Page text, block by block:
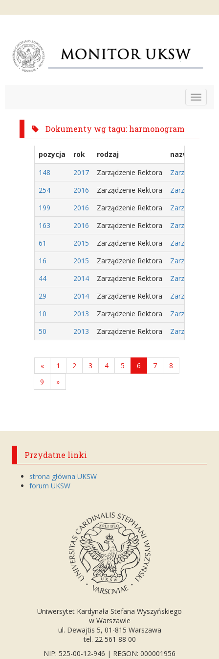
Toggle
Dokumenty wg tagu: harmonogram
pozycja rok rodzaj
nazwa
148
2017 Zarządzenie Rektora
Zarządzenie
254
2016 Zarządzenie Rektora
Zarządzenie
199
2016 Zarządzenie Rektora
Zarządzenie
163
2016 Zarządzenie Rektora
Zarządzenie
61
2015 Zarządzenie Rektora
Zarządzenie
16
2015 Zarządzenie Rektora
Zarządzenie
44
2014 Zarządzenie Rektora
Zarządzenie
29
2014 Zarządzenie Rektora
Zarządzenie
10
2013 Zarządzenie Rektora
Zarządzenie
50
2013 Zarządzenie Rektora Zarządzenie
« 1 2 3 4 5 6 7
8
9
»
Przydatne linki
strona główna UKSW
forum UKSW
Uniwersytet Kardynała Stefana Wyszyńskiego
w Warszawie
ul. Dewajtis 5, 01-815 Warszawa
tel. 22 561 88 00
NIP: 525-00-12-946 | REGON: 000001956